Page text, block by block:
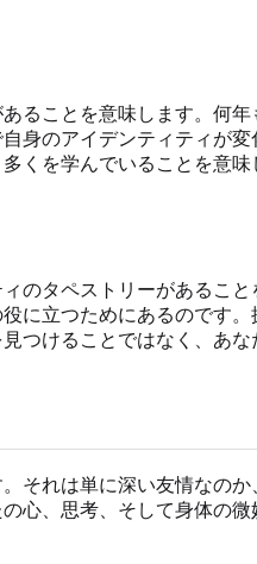
ることを意味します。何
身のアイデンティティが変
くを学んでいることを意
のタペストリーがあること
に立つためにあるのです。
つけることではなく、あ
それは単に深い友情なの
心、思考、そして身体の